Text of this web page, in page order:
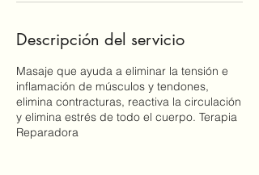
Descripción del servicio
Masaje que ayuda a eliminar la tensión e
inflamación de músculos y tendones,
elimina contracturas, reactiva la circulación
y elimina estrés de todo el cuerpo. Terapia
Reparadora